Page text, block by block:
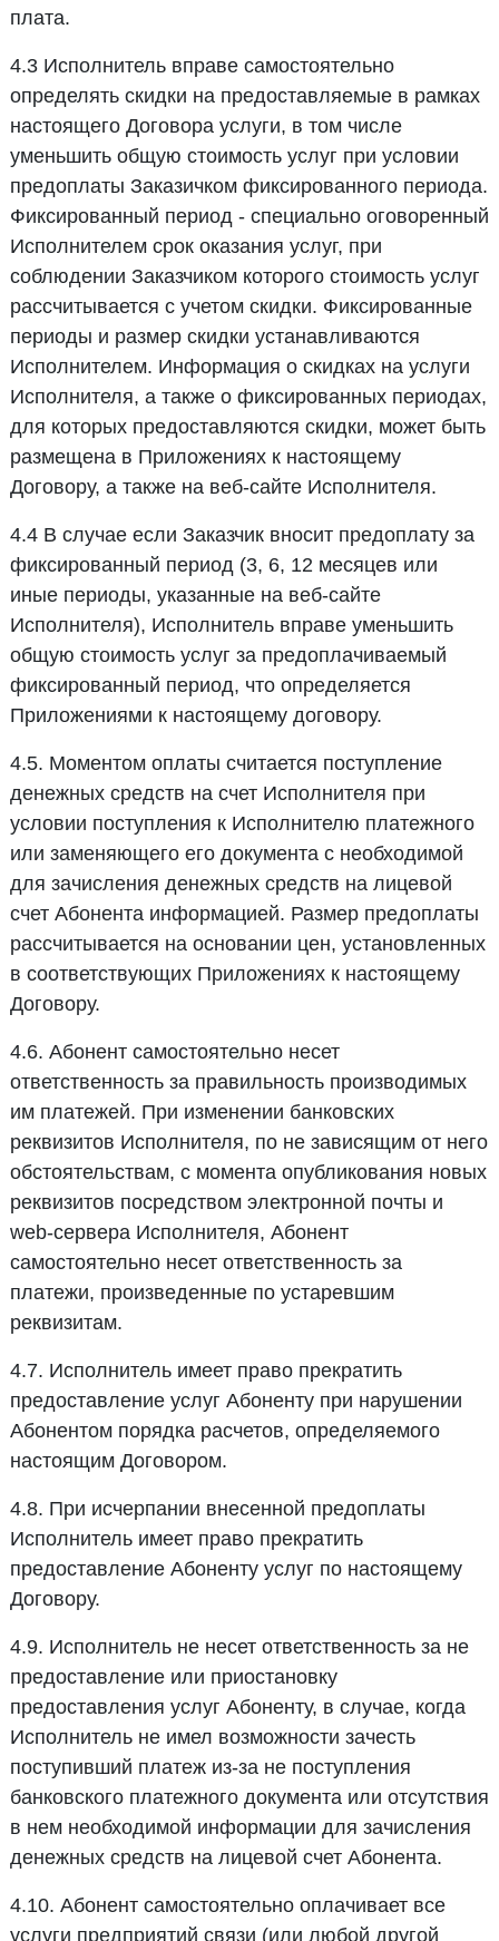
плата.
4.3 Исполнитель вправе самостоятельно
определять скидки на предоставляемые в рамках
настоящего Договора услуги, в том числе
уменьшить общую стоимость услуг при условии
предоплаты Заказичком фиксированного периода.
Фиксированный период - специально оговоренный
Исполнителем срок оказания услуг, при
соблюдении Заказчиком которого стоимость услуг
рассчитывается с учетом скидки. Фиксированные
периоды и размер скидки устанавливаются
Исполнителем. Информация о скидках на услуги
Исполнителя, а также о фиксированных периодах,
для которых предоставляются скидки, может быть
размещена в Приложениях к настоящему
Договору, а также на веб-сайте Исполнителя.
4.4 В случае если Заказчик вносит предоплату за
фиксированный период (3, 6, 12 месяцев или
иные периоды, указанные на веб-сайте
Исполнителя), Исполнитель вправе уменьшить
общую стоимость услуг за предоплачиваемый
фиксированный период, что определяется
Приложениями к настоящему договору.
4.5. Моментом оплаты считается поступление
денежных средств на счет Исполнителя при
условии поступления к Исполнителю платежного
или заменяющего его документа с необходимой
для зачисления денежных средств на лицевой
счет Абонента информацией. Размер предоплаты
рассчитывается на основании цен, установленных
в соответствующих Приложениях к настоящему
Договору.
4.6. Абонент самостоятельно несет
ответственность за правильность производимых
им платежей. При изменении банковских
реквизитов Исполнителя, по не зависящим от него
обстоятельствам, с момента опубликования новых
реквизитов посредством электронной почты и
web-сервера Исполнителя, Абонент
самостоятельно несет ответственность за
платежи, произведенные по устаревшим
реквизитам.
4.7. Исполнитель имеет право прекратить
предоставление услуг Абоненту при нарушении
Абонентом порядка расчетов, определяемого
настоящим Договором.
4.8. При исчерпании внесенной предоплаты
Исполнитель имеет право прекратить
предоставление Абоненту услуг по настоящему
Договору.
4.9. Исполнитель не несет ответственность за не
предоставление или приостановку
предоставления услуг Абоненту, в случае, когда
Исполнитель не имел возможности зачесть
поступивший платеж из-за не поступления
банковского платежного документа или отсутствия
в нем необходимой информации для зачисления
денежных средств на лицевой счет Абонента.
4.10. Абонент самостоятельно оплачивает все
услуги предприятий связи (или любой другой